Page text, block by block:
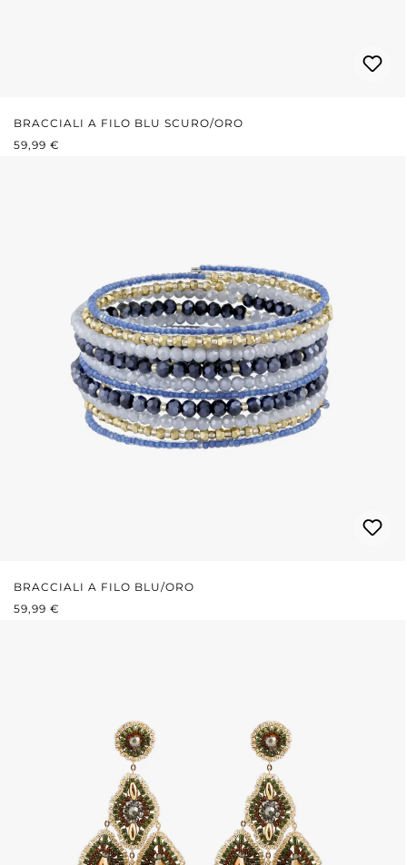
BRACCIALI A FILO BLU SCURO/ORO
PREZZO NORMALE:
59,99 €
BRACCIALI A FILO BLU/ORO
PREZZO NORMALE:
59,99 €